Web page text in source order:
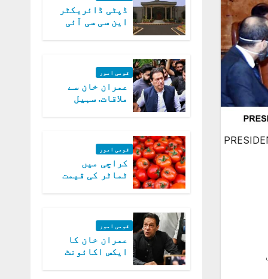
ڈپٹی ڈائریکٹر
این سی سی آئی
قومی امور
عمران خان سے
ملاقات. سہیل
قومی امور
کراچی میں
ٹماٹر کی قیمت
قومی امور
عمران خان کا
ایکس اکائونٹ